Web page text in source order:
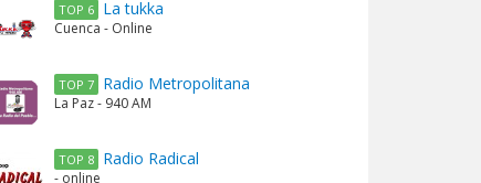
TOP 6 La tukka
Cuenca - Online
TOP 7 Radio Metropolitana
La Paz - 940 AM
TOP 8 Radio Radical
- online